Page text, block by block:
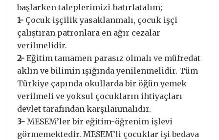
başlarken taleplerimizi hatırlatalım;
1- Çocuk işçilik yasaklanmalı, çocuk işçi
çalıştıran patronlara en ağır cezalar
verilmelidir.
2- Eğitim tamamen parasız olmalı ve müfredat
aklın ve bilimin ışığında yenilenmelidir. Tüm
Türkiye çapında okullarda bir öğün yemek
verilmeli ve yoksul çocukların ihtiyaçları
devlet tarafından karşılanmalıdır.
3- MESEM’ler bir eğitim-öğrenim işlevi
görmemektedir. MESEM’li çocuklar işi bedava